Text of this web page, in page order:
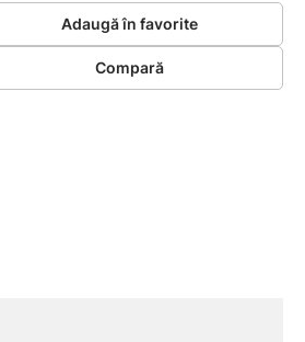
Adaugă în favorite
Compară